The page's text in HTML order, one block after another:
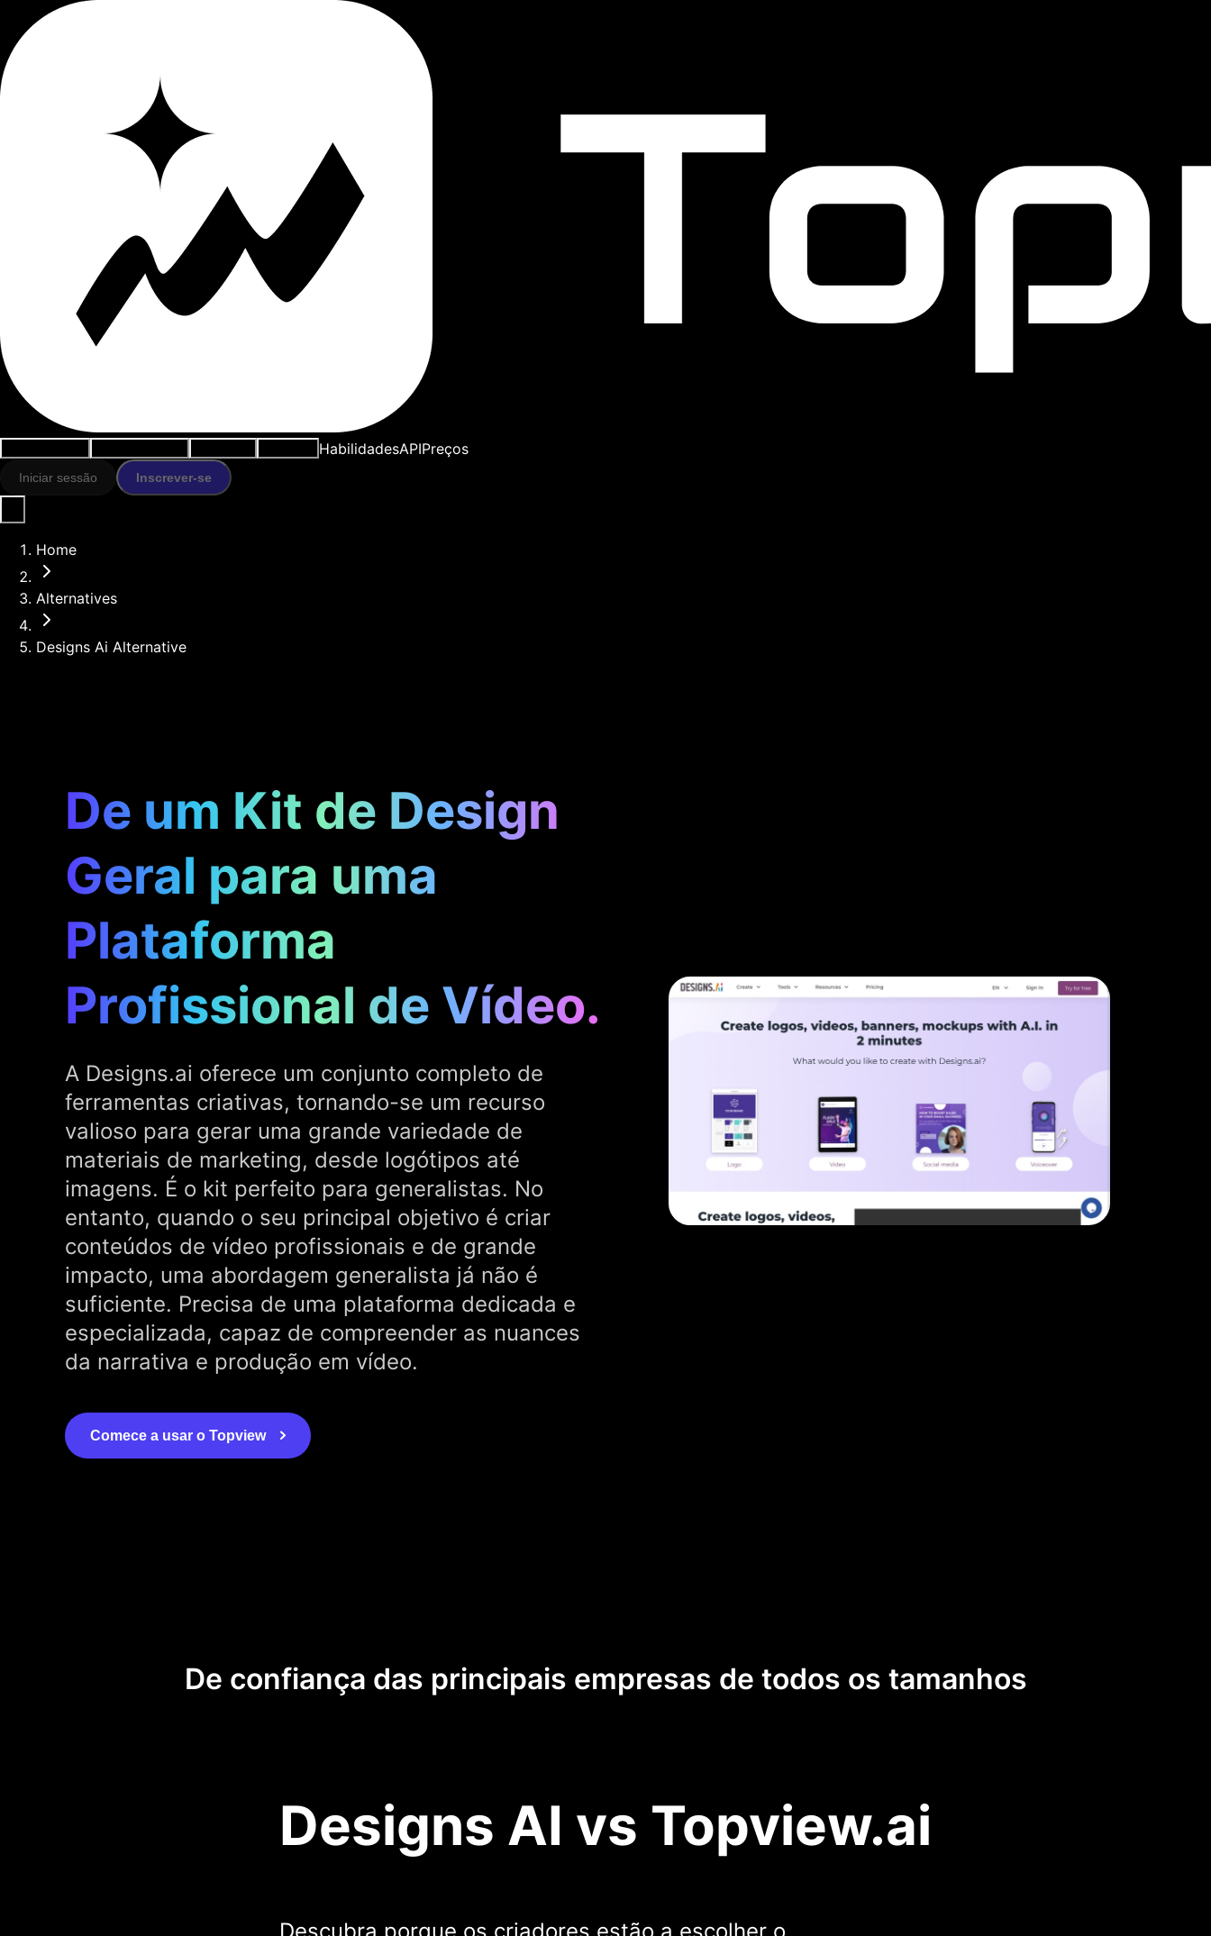
HabilidadesAPIPreços
Iniciar sessão Inscrever-se
Home
Alternatives
Designs Ai Alternative
De um Kit de Design
Geral para uma
Plataforma
Profissional de Vídeo.
A Designs.ai oferece um conjunto completo de
ferramentas criativas, tornando-se um recurso
valioso para gerar uma grande variedade de
materiais de marketing, desde logótipos até
imagens. É o kit perfeito para generalistas. No
entanto, quando o seu principal objetivo é criar
conteúdos de vídeo profissionais e de grande
impacto, uma abordagem generalista já não é
suficiente. Precisa de uma plataforma dedicada e
especializada, capaz de compreender as nuances
da narrativa e produção em vídeo.
Comece a usar o Topview
De confiança das principais empresas de todos os tamanhos
Designs AI vs Topview.ai
Descubra porque os criadores estão a escolher o